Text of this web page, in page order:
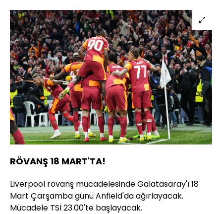
RÖVANŞ 18 MART'TA!
Liverpool rövanş mücadelesinde Galatasaray'ı 18
Mart Çarşamba günü Anfield'da ağırlayacak.
Mücadele TSİ 23.00'te başlayacak.